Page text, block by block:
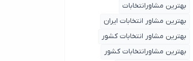
بهترین مشاورانتخابات
بهترین مشاور انتخابات ایران
بهترین مشاور انتخابات کشور
بهترین مشاورانتخابات کشور